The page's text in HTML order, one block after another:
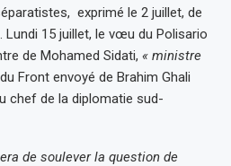
exprimé le 2 juillet, de
Lundi 15 juillet, le vœu du Polisario
de Mohamed Sidati, « ministre
du Front envoyé de Brahim Ghali
chef de la diplomatie sud-
de soulever la question de